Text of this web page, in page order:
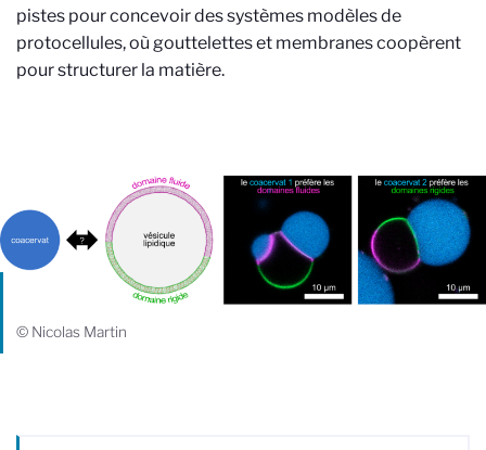
pistes pour concevoir des systèmes modèles de
protocellules, où gouttelettes et membranes coopèrent
pour structurer la matière.
© Nicolas Martin